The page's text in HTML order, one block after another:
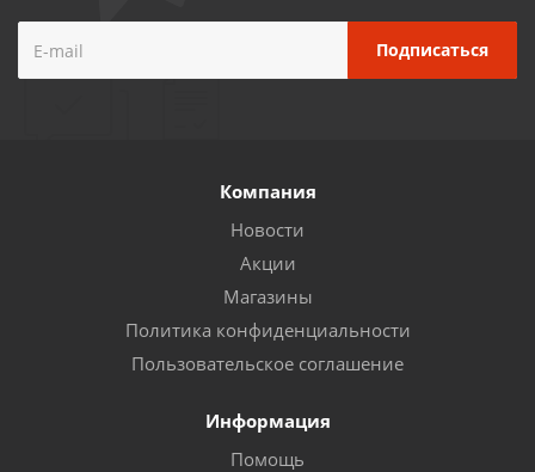
Компания
Новости
Акции
Магазины
Политика конфиденциальности
Пользовательское соглашение
Информация
Помощь